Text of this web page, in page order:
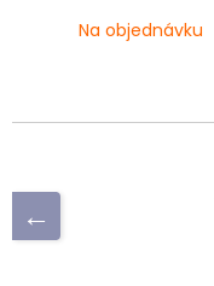
Na objednávku